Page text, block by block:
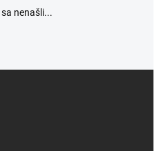
sa nenašli...